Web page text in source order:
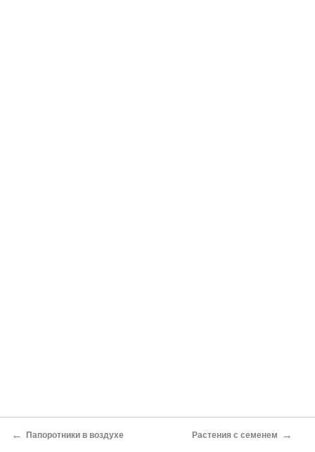
← Папоротники в воздухе Растения с семенем →